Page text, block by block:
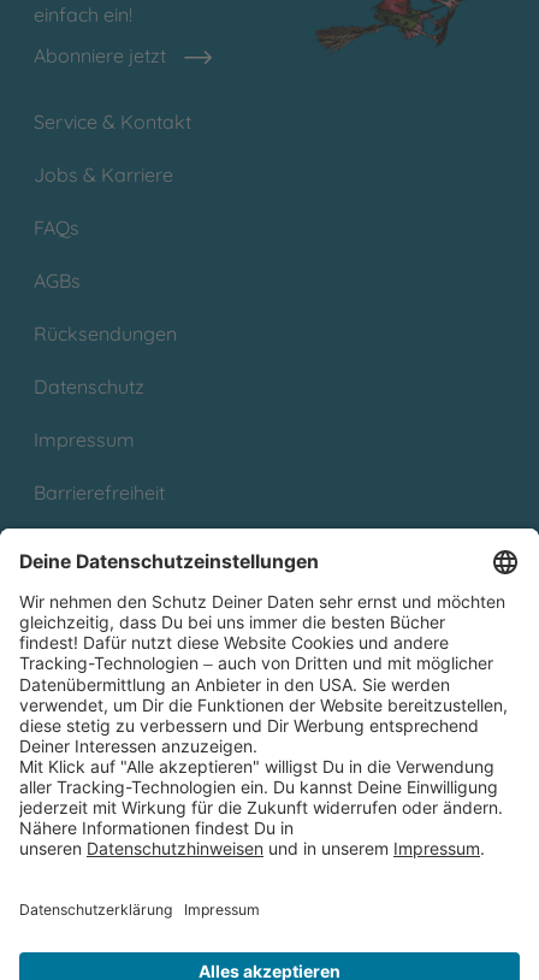
einfach ein!
Abonniere jetzt
Service & Kontakt
Jobs & Karriere
FAQs
AGBs
Rücksendungen
Datenschutz
Impressum
Barrierefreiheit
Partnerprogramm (Affiliate)
Folge uns auf
* Versandkostenfrei ab 9,00 € Bestellwert innerhalb
Deutschlands
** Lieferzeit 1-3 Werktage innerhalb Deutschlands
Thienemann-Esslinger Verlag GmbH, Blumenstraße 36, D-70182